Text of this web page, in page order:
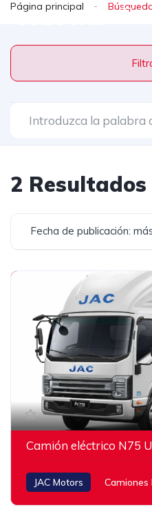
Página principal
2 Resultados
Fecha de publicación:
Camión eléctrico N75
JAC Motors Camiones